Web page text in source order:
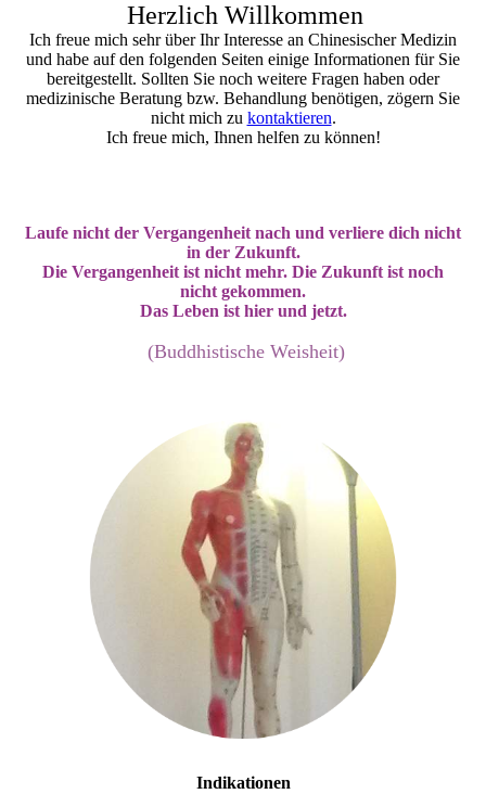
Herzlich Willkommen
Ich freue mich sehr über Ihr Interesse an Chinesischer Medizin
und habe auf den folgenden Seiten einige Informationen für Sie
bereitgestellt. Sollten Sie noch weitere Fragen haben oder
medizinische Beratung bzw. Behandlung benötigen, zögern Sie
nicht mich zu kontaktieren.
Ich freue mich, Ihnen helfen zu können!
Laufe nicht der Vergangenheit nach und verliere dich nicht
in der Zukunft.
Die Vergangenheit ist nicht mehr. Die Zukunft ist noch
nicht gekommen.
Das Leben ist hier und jetzt.
(Buddhistische Weisheit)
Indikationen